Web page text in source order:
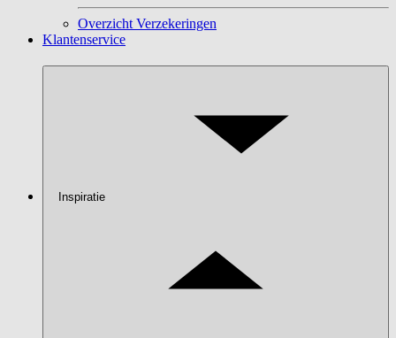
Overzicht Verzekeringen
Klantenservice
Inspiratie